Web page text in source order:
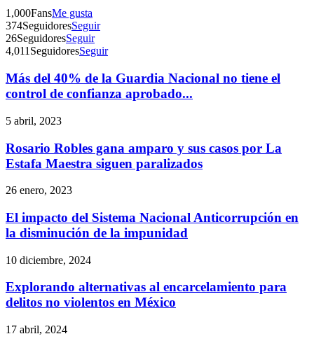
Telegram
1,000FansMe gusta
374SeguidoresSeguir
26SeguidoresSeguir
4,011 SeguidoresSeguir
Más del 40% de la Guardia Nacional no tiene el
control de confianza aprobado...
5 abril, 2023
Rosario Robles gana amparo y sus casos por La
Estafa Maestra siguen paralizados
26 enero, 2023
El impacto del Sistema Nacional Anticorrupción en
la disminución de la impunidad
10 diciembre, 2024
Explorando alternativas al encarcelamiento para
delitos no violentos en México
17 abril, 2024